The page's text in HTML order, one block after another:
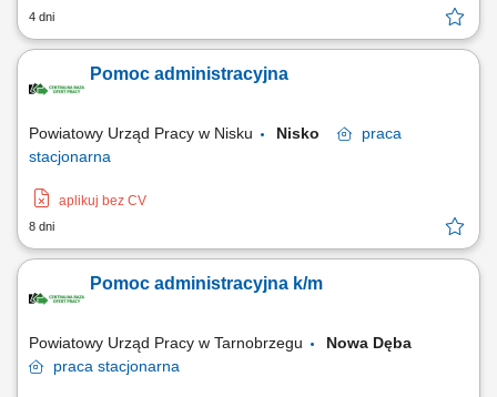
4 dni
Pomoc administracyjna
Powiatowy Urząd Pracy w Nisku Nisko
praca
stacjonarna
aplikuj bez CV
8 dni
Pomoc administracyjna k/m
Powiatowy Urząd Pracy w Tarnobrzegu
Nowa Dęba
praca stacjonarna